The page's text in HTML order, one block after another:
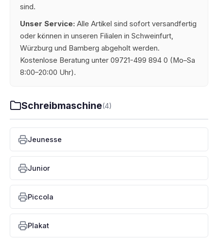
sind.
Unser Service: Alle Artikel sind sofort versandfertig
oder können in unseren Filialen in Schweinfurt,
Würzburg und Bamberg abgeholt werden.
Kostenlose Beratung unter 09721-499 894 0 (Mo–Sa
8:00–20:00 Uhr).
Schreibmaschine(4)
Jeunesse
Junior
Piccola
Plakat